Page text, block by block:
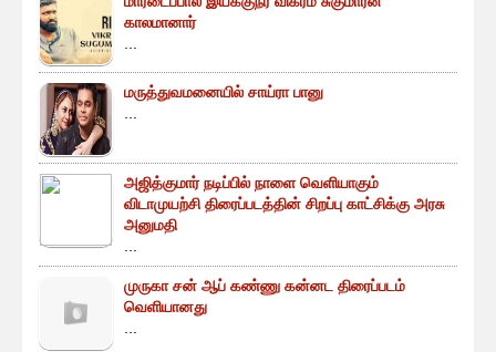
காலமானார்
...
மருத்துவமனையில் சாய்ரா பானு
...
அஜித்குமார் நடிப்பில் நாளை வெளியாகும்
விடாமுயற்சி திரைப்படத்தின் சிறப்பு காட்சிக்கு அரசு
அனுமதி
...
முருகா சன் ஆப் கண்ணு கன்னட திரைப்படம்
வெளியானது
...